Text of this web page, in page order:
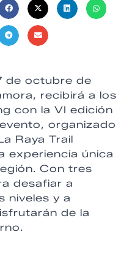
de octubre de
recibirá a los
con la VI edición
organizado
Raya Trail
experiencia única
Con tres
desafiar a
niveles y a
de la